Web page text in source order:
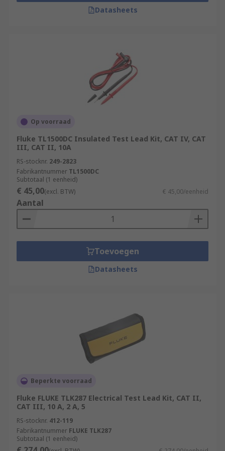
Datasheets
Op voorraad
Fluke TL1500DC Insulated Test Lead Kit, CAT IV, CAT
III, CAT II, 10A
RS-stocknr. 249-2823
Fabrikantnummer TL1500DC
Subtotaal (1 eenheid)
€ 45,00(excl. BTW) € 45,00/eenheid
Aantal
Toevoegen
Datasheets
Beperkte voorraad
Fluke FLUKE TLK287 Electrical Test Lead Kit, CAT II,
CAT III, 10 A, 2 A, 5
RS-stocknr. 412-119
Fabrikantnummer FLUKE TLK287
Subtotaal (1 eenheid)